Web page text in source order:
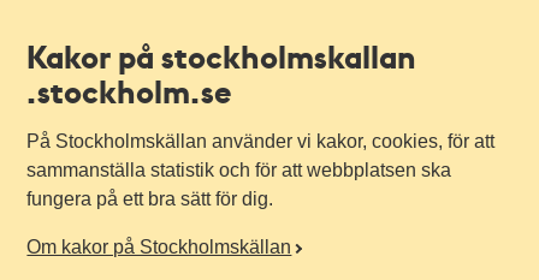
Kakor på stockholmskallan
.stockholm.se
På Stockholmskällan använder vi kakor, cookies, för att
sammanställa statistik och för att webbplatsen ska
fungera på ett bra sätt för dig.
Om kakor på Stockholmskällan